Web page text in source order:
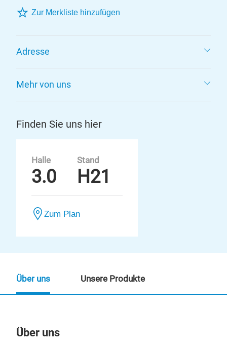
Zur Merkliste hinzufügen
Adresse
Mehr von uns
Finden Sie uns hier
Halle
3.0
Stand
H21
Zum Plan
Über uns
Über uns Unsere Produkte